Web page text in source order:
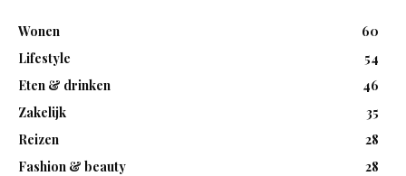
Wonen
60
Lifestyle
54
Eten & drinken
46
Zakelijk
35
Reizen
28
Fashion & beauty
28